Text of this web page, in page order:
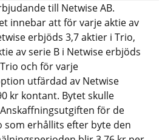
till Netwise AB.
innebar att för varje aktie av
erbjöds 3,7 aktier i Trio,
av serie B i Netwise erbjöds
och för varje
utfärdad av Netwise
kr kontant. Bytet skulle
för de
som erhållits efter byte den